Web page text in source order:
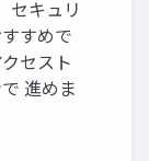
セキュリ
すめで
セスト
進めま